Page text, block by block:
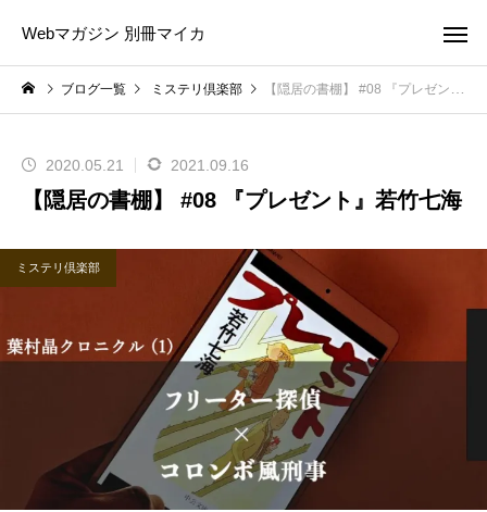
Webマガジン 別冊マイカ
ブログ一覧 ミステリ倶楽部 【隠居の書棚】 #08 『プレゼント』若竹七海
2020.05.21 2021.09.16
【隠居の書棚】 #08 『プレゼント』若竹七海
ミステリ倶楽部